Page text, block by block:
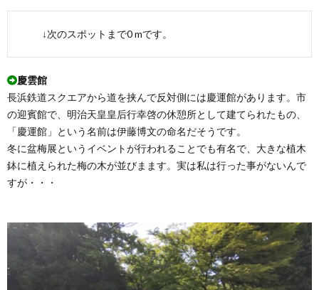
↓次のスポットまで0 mです。
慶雲館
長浜鉄道スクエアから道を挟んで反対側には慶運館があります。市
の迎賓館で、明治天皇皇后行幸啓の休憩所として建てられたもの、
「慶運館」という名前は伊藤博文の命名だそうです。
冬に盆梅展というイベントが行われることでも有名で、大きな植木
鉢に植えられた梅の木が並びまます。実は私は行った事がないんで
すが・・・